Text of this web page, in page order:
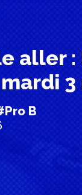
aller :
B